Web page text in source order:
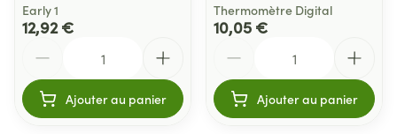
Early 1
12,92 €
Ajouter au panier
Thermomètre Digital
10,05 €
Ajouter au panier